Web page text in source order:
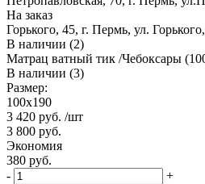
На заказ
Горького, 45, г. Пермь, ул.
В наличии (2)
Матрац ватный тик /Чебоксары
В наличии (3)
Размер:
100х190
3 420 руб. /шт
3 800 руб.
Экономия
380 руб.
-
+